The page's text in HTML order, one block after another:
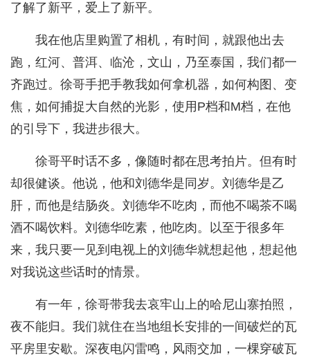
了解了新平，爱上了新平。
我在他店里购置了相机，有时间，就跟他出去
跑，红河、普洱、临沧，文山，乃至泰国，我们都一
齐跑过。徐哥手把手教我如何拿机器，如何构图、变
焦，如何捕捉大自然的光影，使用P档和M档，在他
的引导下，我进步很大。
徐哥平时话不多，像随时都在思考拍片。但有时
却很健谈。他说，他和刘德华是同岁。刘德华是乙
肝，而他是结肠炎。刘德华不吃肉，而他不喝茶不喝
酒不喝饮料。刘德华吃素，他吃肉。以至于很多年
来，我只要一见到电视上的刘德华就想起他，想起他
对我说这些话时的情景。
有一年，徐哥带我去哀牢山上的哈尼山寨拍照，
夜不能归。我们就住在当地组长安排的一间破烂的瓦
平房里安歇。深夜电闪雷鸣，风雨交加，一棵穿破瓦